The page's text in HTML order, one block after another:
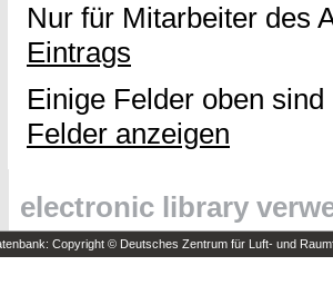
Nur für Mitarbeiter des
Eintrags
Einige Felder oben
Felder anzeigen
electronic library
Copyright © Deutsches Zentrum für Luft- und